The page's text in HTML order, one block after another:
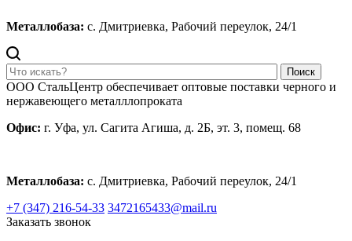
Металлобаза: с. Дмитриевка, Рабочий переулок, 24/1
Поиск
ООО СтальЦентр обеспечивает оптовые поставки черного и
нержавеющего металллопроката
Офис: г. Уфа, ул. Сагита Агиша, д. 2Б, эт. 3, помещ. 68
Металлобаза: с. Дмитриевка, Рабочий переулок, 24/1
+7 (347) 216-54-33 3472165433@mail.ru
Заказать звонок